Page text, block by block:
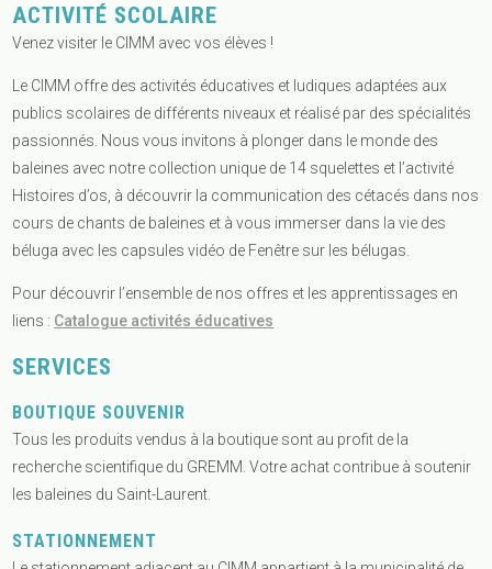
ACTIVITÉ SCOLAIRE
Venez visiter le CIMM avec vos élèves !
Le CIMM offre des activités éducatives et ludiques adaptées aux
publics scolaires de différents niveaux et réalisé par des spécialités
passionnés. Nous vous invitons à plonger dans le monde des
baleines avec notre collection unique de 14 squelettes et l’activité
Histoires d’os, à découvrir la communication des cétacés dans nos
cours de chants de baleines et à vous immerser dans la vie des
béluga avec les capsules vidéo de Fenêtre sur les bélugas.
Pour découvrir l’ensemble de nos offres et les apprentissages en
liens : Catalogue activités éducatives
SERVICES
BOUTIQUE SOUVENIR
Tous les produits vendus à la boutique sont au profit de la
recherche scientifique du GREMM. Votre achat contribue à soutenir
les baleines du Saint-Laurent.
STATIONNEMENT